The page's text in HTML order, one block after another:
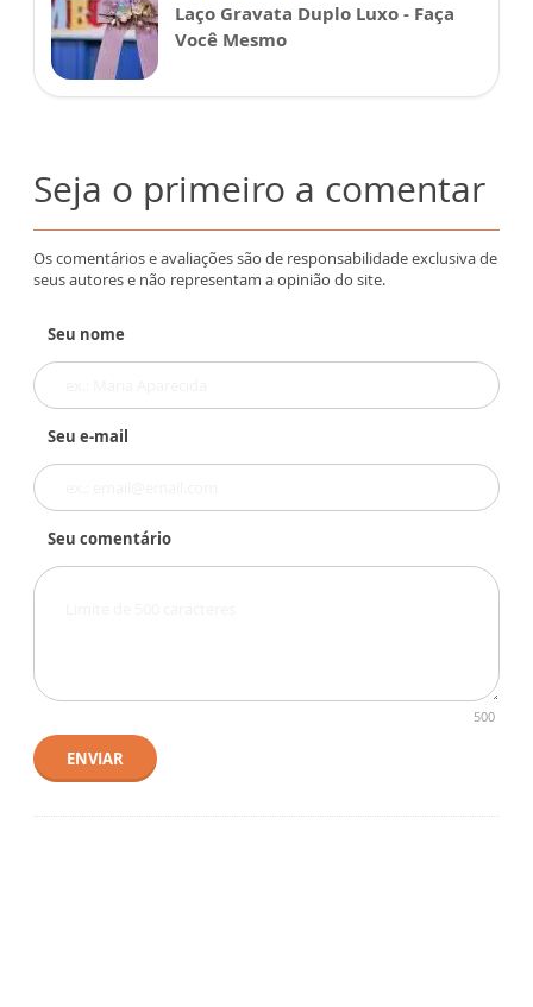
Laço Gravata Duplo Luxo - Faça
Você Mesmo
Seja o primeiro a comentar
Os comentários e avaliações são de responsabilidade exclusiva de
seus autores e não representam a opinião do site.
Seu nome
Seu e-mail
Seu comentário
500
ENVIAR